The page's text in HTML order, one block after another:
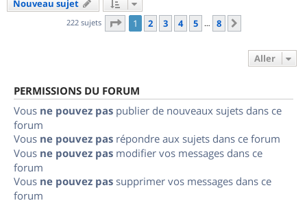
Nouveau sujet
222 sujets Page 1sur
1 2 3 4 5 … 8
Aller
PERMISSIONS DU FORUM
Vous ne pouvez pas publier de nouveaux sujets dans ce
forum
Vous ne pouvez pas répondre aux sujets dans ce forum
Vous ne pouvez pas modifier vos messages dans ce
forum
Vous ne pouvez pas supprimer vos messages dans ce
forum